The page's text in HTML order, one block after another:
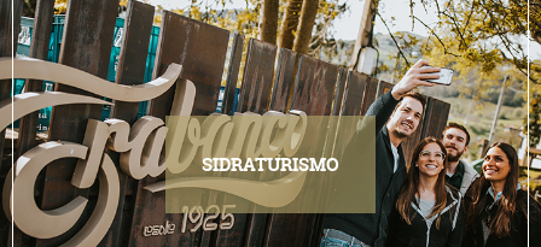
SIDRATURISMO